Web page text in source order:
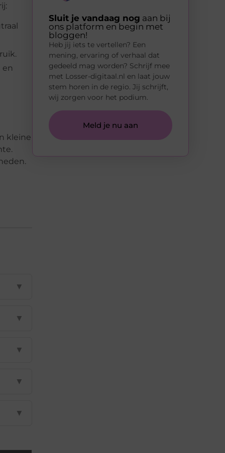
en
kleine
▼
▼
▼
▼
▼
Sluit je vandaag nog aan bij
ons platform en begin met
bloggen!
Heb jij iets te vertellen? Een
mening, ervaring of verhaal dat
gedeeld mag worden? Schrijf mee
met Losser-digitaal.nl en laat jouw
stem horen in de regio. Jij schrijft,
wij zorgen voor het podium.
Meld je nu aan